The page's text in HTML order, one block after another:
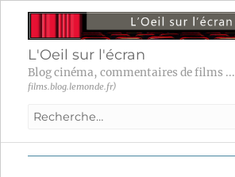
L'Oeil sur l'écran
Blog cinéma, commentaires de films ...
films.blog.lemonde.fr)
Recherche
: